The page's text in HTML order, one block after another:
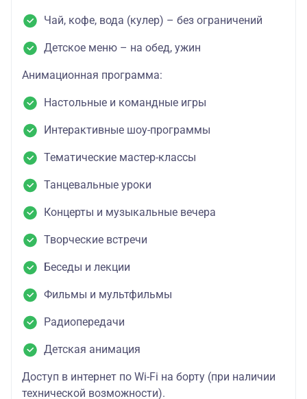
Чай, кофе, вода (кулер) – без ограничений
Детское меню – на обед, ужин
Анимационная программа:
Настольные и командные игры
Интерактивные шоу-программы
Тематические мастер-классы
Танцевальные уроки
Концерты и музыкальные вечера
Творческие встречи
Беседы и лекции
Фильмы и мультфильмы
Радиопередачи
Детская анимация
Доступ в интернет по Wi-Fi на борту (при наличии
технической возможности).